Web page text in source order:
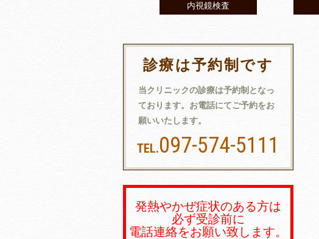
内視鏡検査
診療は予約制です
当クリニックの診療は予約制となっ
ております。お電話にてご予約をお
願いいたします。
TEL.097-574-5111
発熱やかぜ症状のある方は
必ず受診前に
電話連絡をお願い致します。